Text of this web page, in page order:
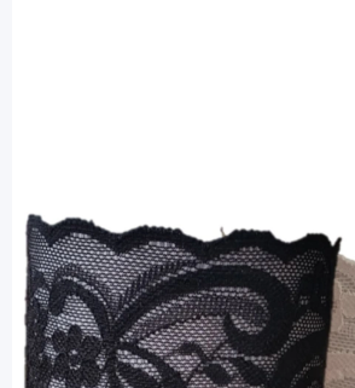
bre.parat Spitzen-
weiß 33 - 35 cm - Schutz
Sensor / 2 Stück
Diashop.de Kat.-Nr.112642
Lieferzeit 3-7 Werktage